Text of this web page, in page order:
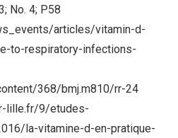
No. 4; P58
articles/vitamin-d-
to-respiratory-infections-
368/bmj.m810/rr-24
lille.fr/9/etudes-
la-vitamine-d-en-pratique-